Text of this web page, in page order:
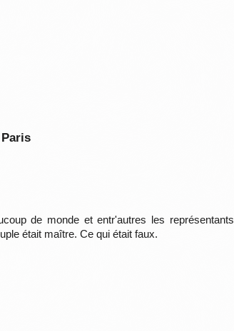
de monde et entr'autres les représentants
était maître. Ce qui était faux.